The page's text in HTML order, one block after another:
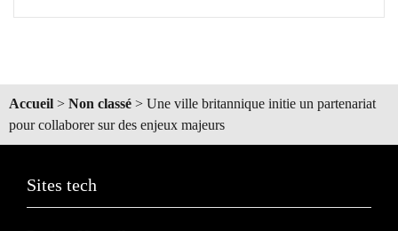
Accueil > Non classé > Une ville britannique initie un partenariat
pour collaborer sur des enjeux majeurs
Sites tech